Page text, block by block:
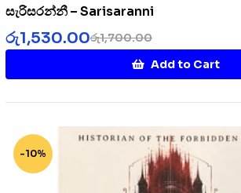
සැරිසරන්නී – Sarisaranni
රු1,700.00
රු1,530.00
Add to Cart
-10%